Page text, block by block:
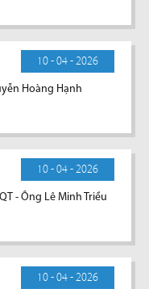
10 - 04 - 2026
Hoàng Hạnh
10 - 04 - 2026
- Ông Lê Minh Triều
10 - 04 - 2026